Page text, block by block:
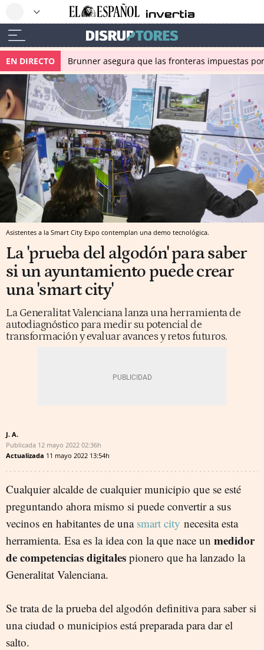
EN DIRECTO Brunner asegura que las fronteras impuestas
Asistentes a la Smart City Expo contemplan una demo tecnológica.
La 'prueba del algodón' para saber
si un ayuntamiento puede crear
una 'smart city'
La Generalitat Valenciana lanza una herramienta de
autodiagnóstico para medir su potencial de
transformación y evaluar avances y retos futuros.
J. A.
Publicada 12 mayo 2022 02:36h
Actualizada 11 mayo 2022 13:54h
Cualquier alcalde de cualquier municipio que se esté
preguntando ahora mismo si puede convertir a sus
vecinos en habitantes de una smart city necesita esta
herramienta. Esa es la idea con la que nace un medidor
de competencias digitales pionero que ha lanzado la
Generalitat Valenciana.
Se trata de la prueba del algodón definitiva para saber si
una ciudad o municipios está preparada para dar el
salto.